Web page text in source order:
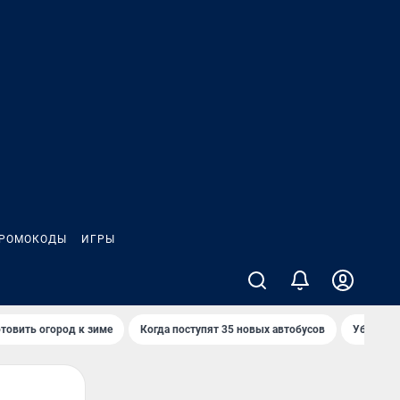
ИГРЫ
огород к зиме Когда поступят 35 новых автобусов Убийца